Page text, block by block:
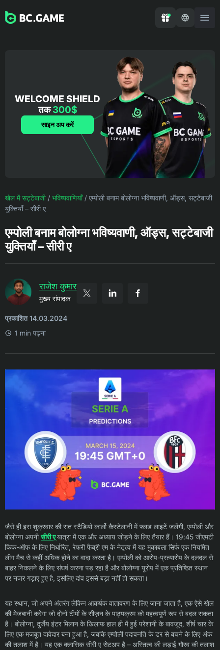
WELCOME SHIELD
तक300$
साइन अप करें
खेल में सट्टेबाजी/ भविष्यवाणियाँ/ एम्पोली बनाम बोलोग्ना भविष्यवाणी, ऑड्स, सट्टेबाजी
युक्तियाँ – सीरी ए
एम्पोली बनाम बोलोग्ना भविष्यवाणी, ऑड्स, सट्टेबाजी
युक्तियाँ – सीरी ए
राजेश कुमार
मुख्य संपादक
प्रकाशित 14.03.2024
1 min पढ़ना
जैसे ही इस शुक्रवार की रात स्टैडियो कार्लो कैस्टेलानी में फ्लड लाइटें जलेंगी, एम्पोली और
बोलोग्ना अपनीसीरी एयात्रा में एक और अध्याय जोड़ने के लिए तैयार हैं। 19:45 जीएमटी
किक-ऑफ के लिए निर्धारित, रेफरी फैब्री एम के नेतृत्व में यह मुकाबला सिर्फ एक नियमित
लीग मैच से कहीं अधिक होने का वादा करता है। एम्पोली को आरोप-प्रत्यारोप के दलदल से
बाहर निकलने के लिए संघर्ष करना पड़ रहा है और बोलोग्ना यूरोप में एक प्रतिष्ठित स्थान
पर नजर गड़ाए हुए है, इसलिए दांव इससे बड़ा नहीं हो सकता।
यह स्थान, जो अपने अंतरंग लेकिन आकर्षक वातावरण के लिए जाना जाता है, एक ऐसे खेल
की मेजबानी करेगा जो दोनों टीमों के सीज़न के पाठ्यक्रम को महत्वपूर्ण रूप से बदल सकता
है। बोलोग्ना, दुर्जेय इंटर मिलान के खिलाफ हाल ही में हुई परेशानी के बावजूद, शीर्ष चार के
लिए एक मजबूत दावेदार बना हुआ है, जबकि एम्पोली पदावनति के डर से बचने के लिए अंक
की तलाश में है। यह एक क्लासिक सीरी ए सेटअप है – अस्तित्व की लड़ाई गौरव की तलाश